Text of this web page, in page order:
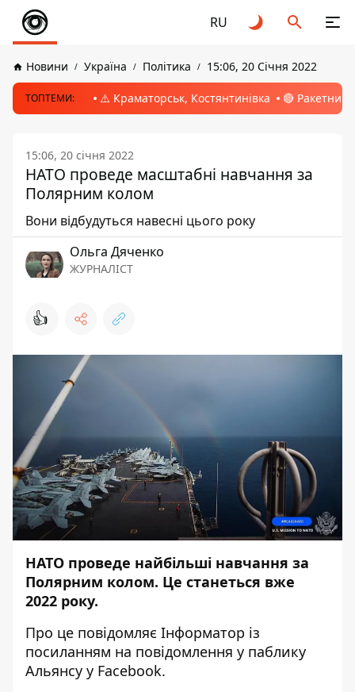
RU
Новини Україна Політика 15:06, 20 Січня 2022
ТОПТЕМИ: ⚠️ Краматорськ, Костянтинівка 🔴 Ракетний
15:06, 20 січня 2022
НАТО проведе масштабні навчання за
Полярним колом
Вони відбудуться навесні цього року
Ольга Дяченко
ЖУРНАЛІСТ
👍
НАТО проведе найбільші навчання за
Полярним колом. Це станеться вже
2022 року.
Про це повідомляє Інформатор із
посиланням на повідомлення у паблику
Альянсу у Facebook.